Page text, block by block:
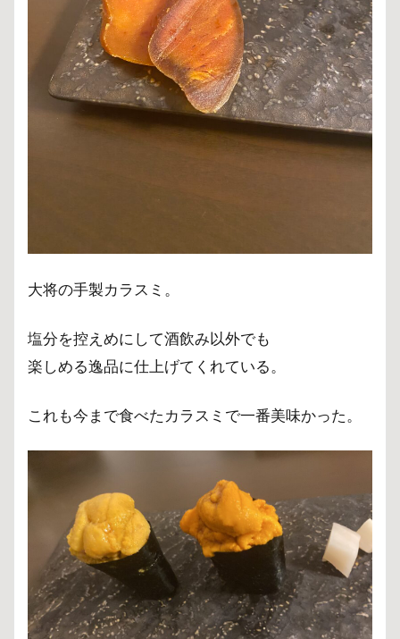
大将の手製カラスミ。
塩分を控えめにして酒飲み以外でも
楽しめる逸品に仕上げてくれている。
これも今まで食べたカラスミで一番美味かった。